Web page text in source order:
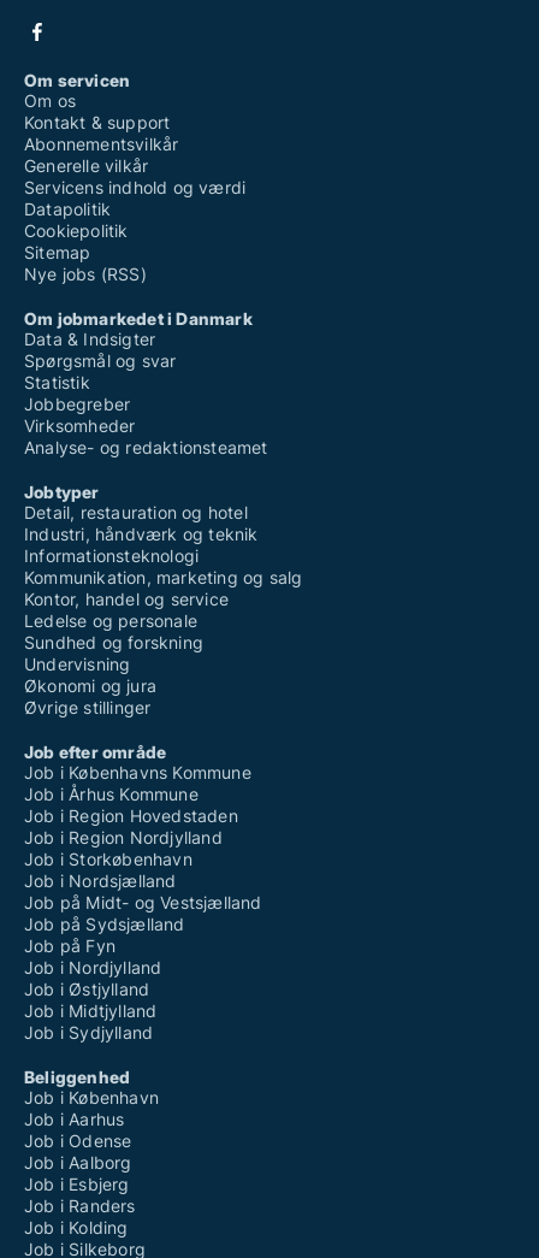
Om servicen
Om os
Kontakt & support
Abonnementsvilkår
Generelle vilkår
Servicens indhold og værdi
Datapolitik
Cookiepolitik
Sitemap
Nye jobs (RSS)
Om jobmarkedet i Danmark
Data & Indsigter
Spørgsmål og svar
Statistik
Jobbegreber
Virksomheder
Analyse- og redaktionsteamet
Jobtyper
Detail, restauration og hotel
Industri, håndværk og teknik
Informationsteknologi
Kommunikation, marketing og salg
Kontor, handel og service
Ledelse og personale
Sundhed og forskning
Undervisning
Økonomi og jura
Øvrige stillinger
Job efter område
Job i Københavns Kommune
Job i Århus Kommune
Job i Region Hovedstaden
Job i Region Nordjylland
Job i Storkøbenhavn
Job i Nordsjælland
Job på Midt- og Vestsjælland
Job på Sydsjælland
Job på Fyn
Job i Nordjylland
Job i Østjylland
Job i Midtjylland
Job i Sydjylland
Beliggenhed
Job i København
Job i Aarhus
Job i Odense
Job i Aalborg
Job i Esbjerg
Job i Randers
Job i Kolding
Job i Silkeborg